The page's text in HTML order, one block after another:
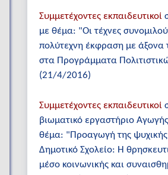
Συμμετέχοντες εκπαιδευτικοί
με θέμα: "Οι τέχνες
πολύτεχνη έκφραση με άξονα
στα Προγράμματα
(21/4/2016)
Συμμετέχοντες εκπαιδευτικοί
βιωματικό εργαστήριο
θέμα: "Προαγωγή της ψυχικής
Δημοτικό Σχολείο: Η
μέσο κοινωνικής και